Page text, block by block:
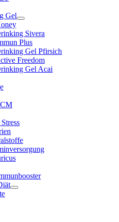
Gel
Sivera
Plus
Gel Pfirsich
Freedom
Gel Acai